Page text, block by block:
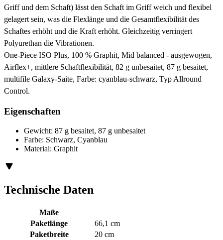
Griff und dem Schaft) lässt den Schaft im Griff weich und flexibel
gelagert sein, was die Flexlänge und die Gesamtflexibilität des
Schaftes erhöht und die Kraft erhöht. Gleichzeitig verringert
Polyurethan die Vibrationen.
One-Piece ISO Plus, 100 % Graphit, Mid balanced - ausgewogen,
Airflex+, mittlere Schaftflexibilität, 82 g unbesaitet, 87 g besaitet,
multifile Galaxy-Saite, Farbe: cyanblau-schwarz, Typ Allround
Control.
Eigenschaften
Gewicht: 87 g besaitet, 87 g unbesaitet
Farbe: Schwarz, Cyanblau
Material: Graphit
Technische Daten
Maße
Paketlänge
66,1 cm
Paketbreite
20 cm